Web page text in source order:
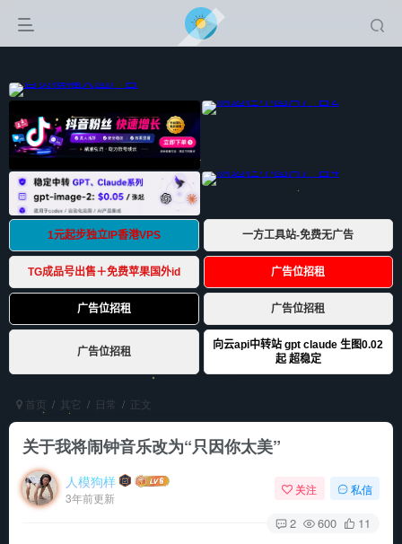
首页 其它 日常 正文
关于我将闹钟音乐改为“只因你太美”
人模狗样
3年前更新
关注 私信
2 600 11